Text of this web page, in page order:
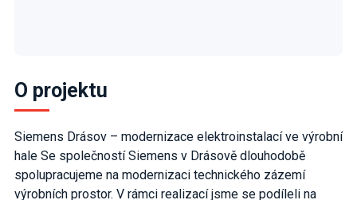
O projektu
Siemens Drásov – modernizace elektroinstalací ve výrobní
hale Se společností Siemens v Drásově dlouhodobě
spolupracujeme na modernizaci technického zázemí
výrobních prostor. V rámci realizací jsme se podíleli na